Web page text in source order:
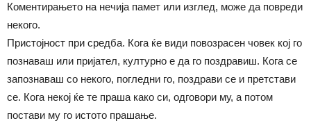
Коментирањето на нечија памет или изглед, може да повреди
некого.
Пристојност при средба. Кога ќе види повозрасен човек кој го
познаваш или пријател, културно е да го поздравиш. Кога се
запознаваш со некого, погледни го, поздрави се и претстави
се. Кога некој ќе те праша како си, одговори му, а потом
постави му го истото прашање.